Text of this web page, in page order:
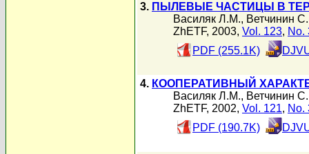
3. ПЫЛЕВЫЕ ЧАСТИЦЫ В
Василяк Л.М., Ветчинин
ZhETF, 2003, Vol. 123, No.
PDF (255.1K)
4. КООПЕРАТИВНЫЙ
Василяк Л.М., Ветчинин
ZhETF, 2002, Vol. 121, No.
PDF (190.7K)